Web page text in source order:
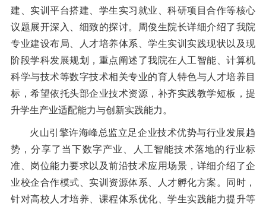
建、实训平台搭建、学生实习就业、科研项目合作等核心
议题展开深入、细致的探讨。
周俊生院长详细介绍了我院
专业建设布局、人才培养体系、学生实训实践现状以及现
阶段学科发展规划，重点阐述了我院在人工智能、 计算机
科学与技术等数字技术相关专业的育人特色与人才培养目
标，希望依托头部企业技术资源，补齐实践教学短板，提
升学生产业适配能力与创新实践能力。
火山引擎许海峰总监立足企业技术优势与行业发展趋
势，分享了当下数字产业、人工智能技术落地的行业标
准、岗位能力要求以及前沿技术应用场景，详细介绍了企
业校企合作模式、实训资源体系、人才孵化方案。同时，
针对高校人才培养、课程体系优化、学生实践能力提升等